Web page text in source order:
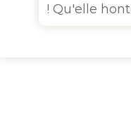
! Qu'elle